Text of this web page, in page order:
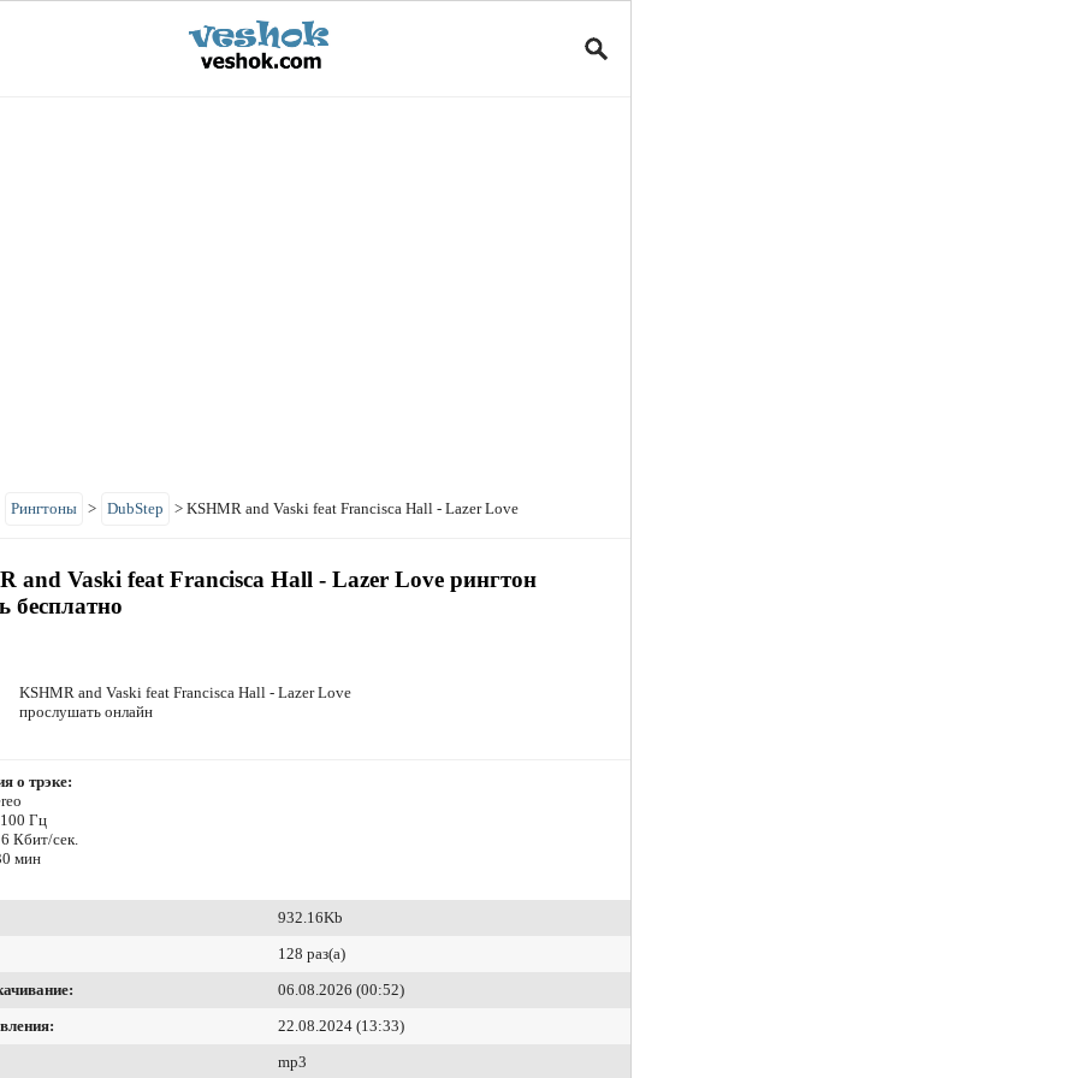
Рингтоны > DubStep > KSHMR and Vaski feat Francisca Hall - Lazer Love
and Vaski feat Francisca Hall - Lazer Love рингтон
бесплатно
KSHMR and Vaski feat Francisca Hall - Lazer Love
прослушать онлайн
о трэке:
Гц
Кбит/сек.
мин
932.16Kb
128 раз(а)
06.08.2026 (00:52)
22.08.2024 (13:33)
mp3